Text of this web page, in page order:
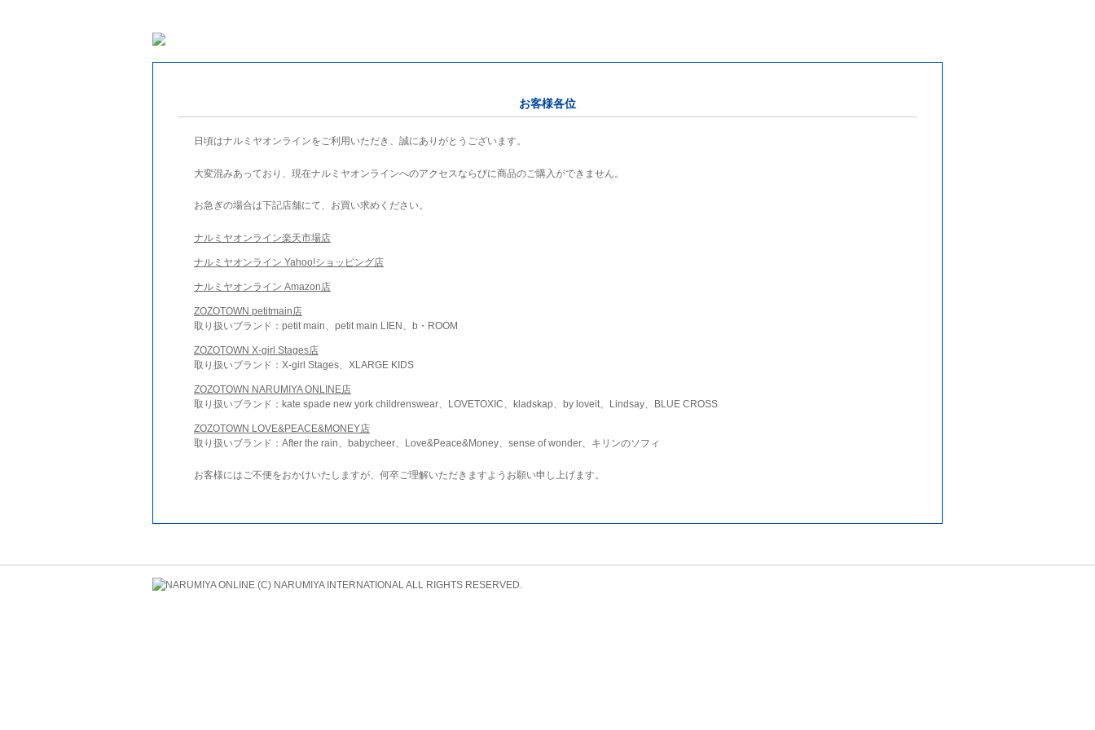
お客様各位
日頃はナルミヤオンラインをご利用いただき、誠にありがとうございます。
大変混みあっており、現在ナルミヤオンラインへのアクセスならびに商品のご購入ができません。
お急ぎの場合は下記店舗にて、お買い求めください。
ナルミヤオンライン楽天市場店
ナルミヤオンライン Yahoo!ショッピング店
ナルミヤオンライン Amazon店
ZOZOTOWN petitmain店
取り扱いブランド：petit main、petit main LIEN、b・ROOM
ZOZOTOWN X-girl Stages店
取り扱いブランド：X-girl Stages、XLARGE KIDS
ZOZOTOWN NARUMIYA ONLINE店
取り扱いブランド：kate spade new york childrenswear、LOVETOXIC、kladskap、by loveit、Lindsay、BLUE CROSS
ZOZOTOWN LOVE&PEACE&MONEY店
取り扱いブランド：After the rain、babycheer、Love&Peace&Money、sense of wonder、キリンのソフィ
お客様にはご不便をおかけいたしますが、何卒ご理解いただきますようお願い申し上げます。